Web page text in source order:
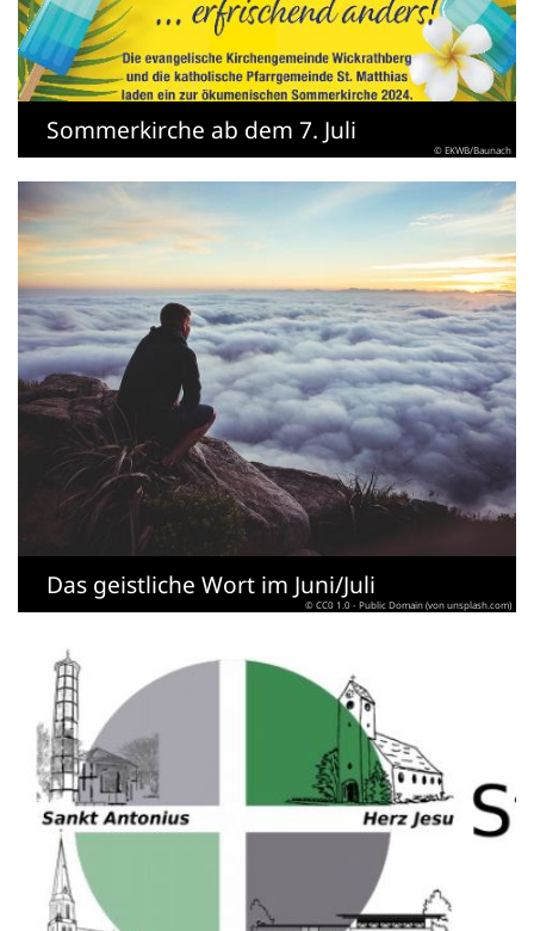
Sommerkirche ab dem 7. Juli
© EKWB/Baunach
Das geistliche Wort im Juni/Juli
© CC0 1.0 - Public Domain (von unsplash.com)